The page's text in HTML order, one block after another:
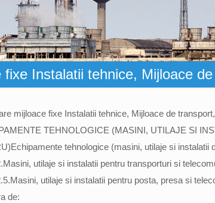
Instalatii tehnice, Mijloace
mijloace fixe Instalatii tehnice, Mijloace de
TEHNOLOGICE (MASINI, UTILAJE SI
tehnologice (masini, utilaje si instalatii
utilaje si instalatii pentru transporturi si
utilaje si instalatii pentru posta, presa si
de: